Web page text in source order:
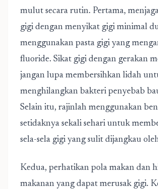
mulut secara rutin. Pertama,
gigi dengan menyikat gigi minimal
menggunakan pasta gigi yang
fluoride. Sikat gigi dengan gerakan
jangan lupa membersihkan lidah
menghilangkan bakteri penyebab
Selain itu, rajinlah menggunakan
setidaknya sekali sehari untuk
sela-sela gigi yang sulit dijangkau
Kedua, perhatikan pola makan dan
makanan yang dapat merusak gigi.